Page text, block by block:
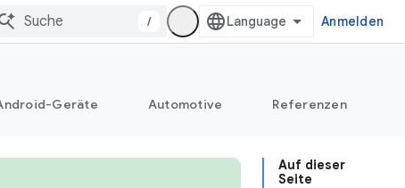
/ Anmelden
Geräte Automotive Referenzen
Auf dieser
Seite